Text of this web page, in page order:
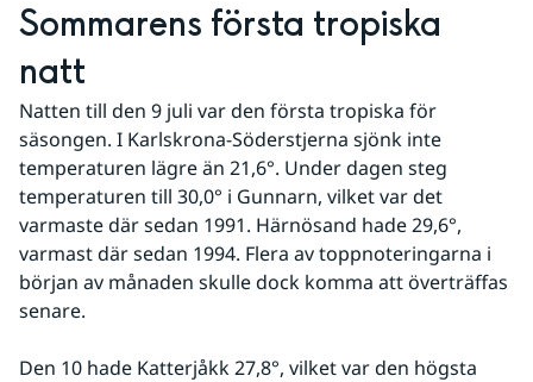
Sommarens första tropiska
natt
Natten till den 9 juli var den första tropiska för
säsongen. I Karlskrona-Söderstjerna sjönk inte
temperaturen lägre än 21,6°. Under dagen steg
temperaturen till 30,0° i Gunnarn, vilket var det
varmaste där sedan 1991. Härnösand hade 29,6°,
varmast där sedan 1994. Flera av toppnoteringarna i
början av månaden skulle dock komma att överträffas
senare.
Den 10 hade Katterjåkk 27,8°, vilket var den högsta